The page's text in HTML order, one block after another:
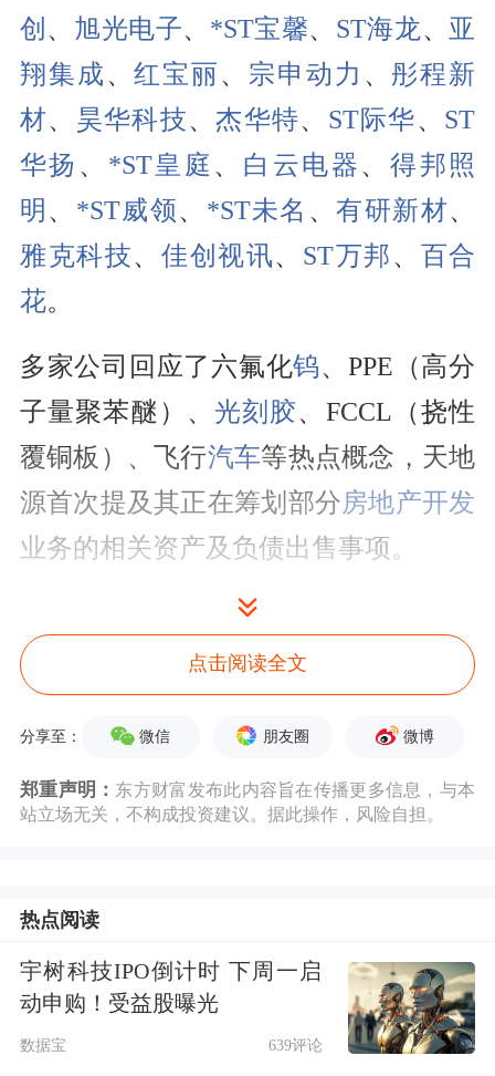
创 、 旭光电子、 *ST宝馨、 ST海龙、 亚
翔集成、红宝丽 、 宗申动力 、 彤程新
材、 昊华科技、杰华特、 ST际华、 ST
华扬 、 *ST皇庭 、 白云电器、 得邦照
明 、 *ST威领、 *ST未名 、有研新材、
雅克科技、 佳创视讯、 ST万邦、
百合
花。
多家公司回应了六氟化钨、PPE（高分
子量聚苯醚）、 光刻胶、FCCL（挠性
覆铜板）、飞行汽车等热点概念，天地
源首次提及其正在筹划部分房地产开发
业务的相关资产及负债出售事项。
4家A股公司回应六氟化钨
六氟化钨是制造芯片的关键材料，主要
用于芯片内部构建导电连接，被誉
闻涉及“六氟化钨海外断供”“六氟化钨
点击阅读全文
分享至： 微信 朋友圈 微博
郑重声明： 东方财富发布此内容旨在传播更多信息，与本
站立场无关，不构成投资建议。据此操作，风险自担。
热点阅读
宇树科技IPO倒计时 下周一启
动申购！受益股曝光
数据宝 639评论